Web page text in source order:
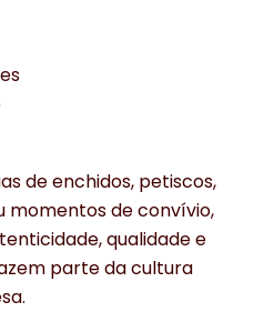
de enchidos, petiscos,
momentos de convívio,
qualidade e
parte da cultura